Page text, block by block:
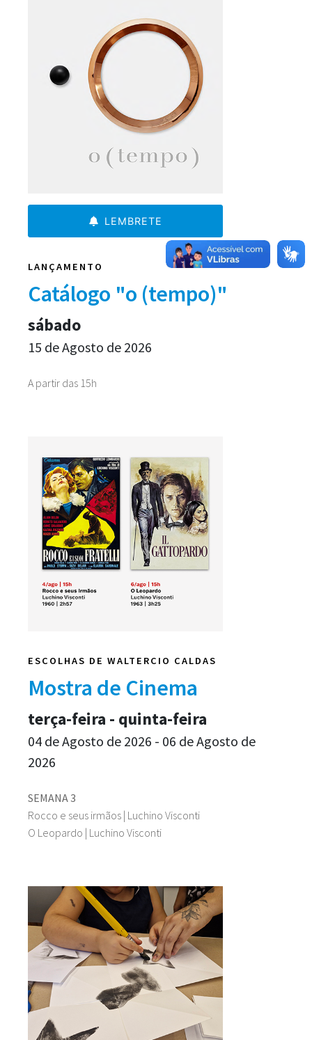
LEMBRETE
LANÇAMENTO
Catálogo "o (tempo)"
A partir das 15h
sábado
15 de Agosto de 2026
ESCOLHAS DE WALTERCIO CALDAS
Mostra de Cinema
SEMANA 3
Rocco e seus irmãos | Luchino Visconti
O Leopardo | Luchino Visconti
terça-feira - quinta-feira
04 de Agosto de 2026 - 06 de Agosto de
2026